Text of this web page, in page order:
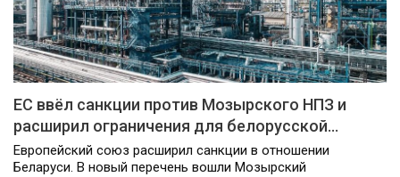
ЕС ввёл санкции против Мозырского НПЗ и
расширил ограничения для белорусской…
Европейский союз расширил санкции в отношении
Беларуси. В новый перечень вошли Мозырский